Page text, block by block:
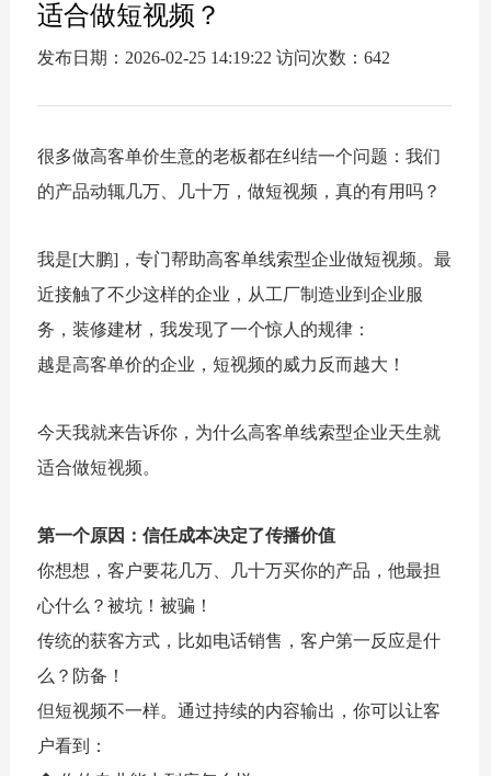
适合做短视频？
发布日期：2026-02-25 14:19:22 访问次数：642
很多做高客单价生意的老板都在纠结一个问题：我们
的产品动辄几万、几十万，做短视频，真的有用吗？
我是[大鹏]，专门帮助高客单线索型企业做短视频。最
近接触了不少这样的企业，从工厂制造业到企业服
务，装修建材，我发现了一个惊人的规律：
越是高客单价的企业，短视频的威力反而越大！
今天我就来告诉你，为什么高客单线索型企业天生就
适合做短视频。
第一个原因：信任成本决定了传播价值
你想想，客户要花几万、几十万买你的产品，他最担
心什么？被坑！被骗！
传统的获客方式，比如电话销售，客户第一反应是什
么？防备！
但短视频不一样。通过持续的内容输出，你可以让客
户看到：